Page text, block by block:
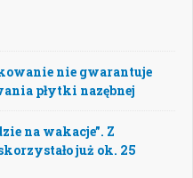
nie gwarantuje
płytki nazębnej
na wakacje”. Z
już ok. 25